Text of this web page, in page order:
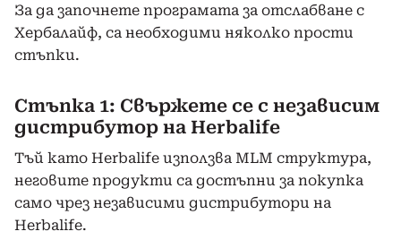
За да започнете програмата за отслабване с
Хербалайф, са необходими няколко прости
стъпки.
Стъпка 1: Свържете се с независим
дистрибутор на Herbalife
Тъй като Herbalife използва MLM структура,
неговите продукти са достъпни за покупка
само чрез независими дистрибутори на
Herbalife.